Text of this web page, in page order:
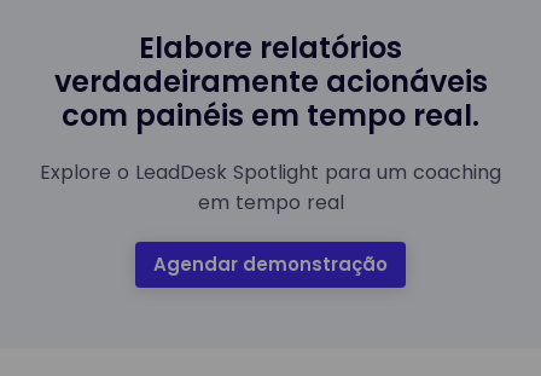
Elabore relatórios
verdadeiramente acionáveis
com painéis em tempo real.
Explore o LeadDesk Spotlight para um coaching
em tempo real
Agendar demonstração